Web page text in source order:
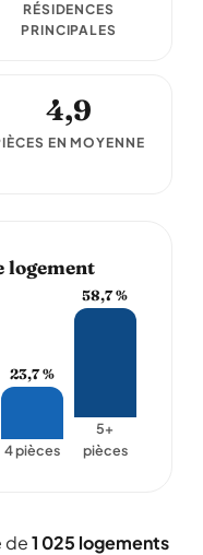
RÉSIDENCES
PRINCIPALES
4,9
EN MOYENNE
logement
23,7 %
4 pièces
58,7 %
5+
pièces
de1 025 logements